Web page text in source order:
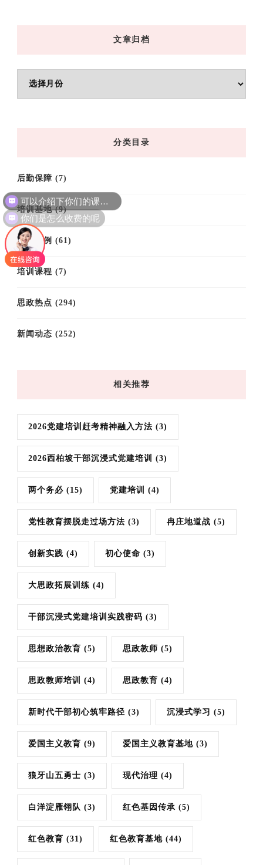
文章归档
分类目录
后勤保障 (7)
培训基地(9)
培训案例 (61)
培训课程 (7)
思政热点 (294)
新闻动态 (252)
相关推荐
2026党建培训赶考精神融入方法 (3)
2026西柏坡干部沉浸式党建培训 (3)
两个务必 (15) 党建培训 (4)
党性教育摆脱走过场方法 (3) 冉庄地道战 (5)
创新实践 (4) 初心使命 (3)
大思政拓展训练 (4)
干部沉浸式党建培训实践密码 (3)
思想政治教育 (5) 思政教师 (5)
思政教师培训 (4) 思政教育 (4)
新时代干部初心筑牢路径 (3) 沉浸式学习 (5)
爱国主义教育 (9) 爱国主义教育基地 (3)
狼牙山五勇士 (3) 现代治理 (4)
白洋淀雁翎队 (3) 红色基因传承 (5)
红色教育 (31) 红色教育基地 (44)
你们是怎么收费的呢